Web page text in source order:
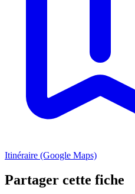
Itinéraire (Google Maps)
Partager cette fiche